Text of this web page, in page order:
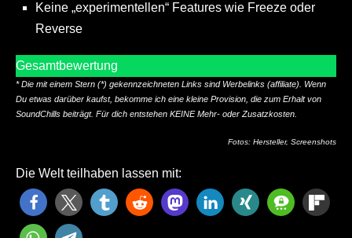
Keine „experimentellen“ Features wie Freeze oder
Reverse
Gesamtbewertung
* Die mit einem Stern (*) gekennzeichneten Links sind Werbelinks (affiliate). Wenn
Du etwas darüber kaufst, bekomme ich eine kleine Provision, die zum Erhalt von
SoundChills beiträgt. Für dich entstehen KEINE Mehr- oder Zusatzkosten.
Fotos: Hersteller, Screenshots
Die Welt teilhaben lassen mit: